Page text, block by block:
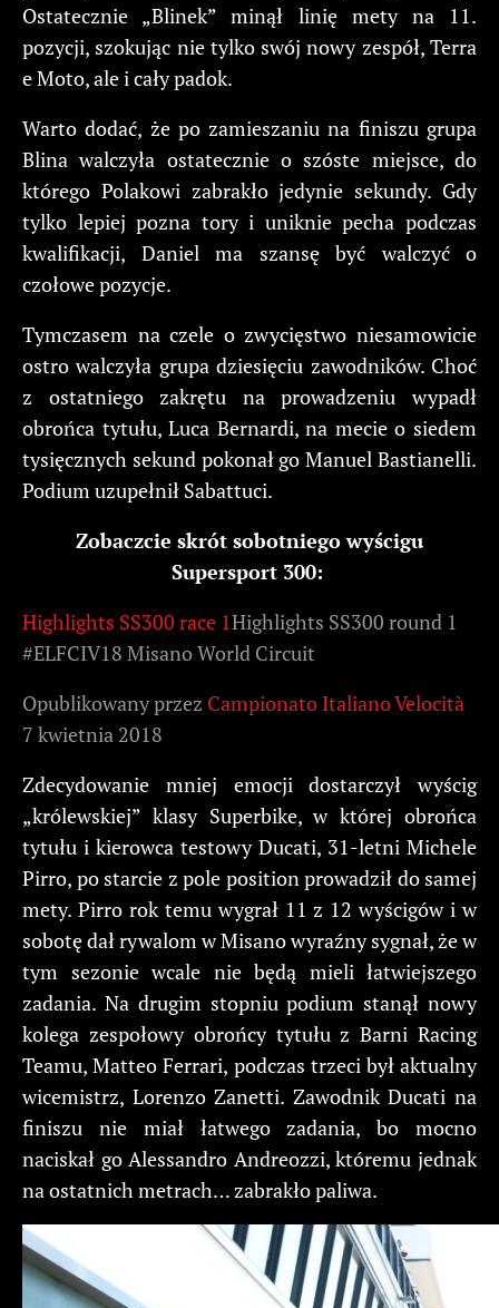
Ostatecznie „Blinek” minął linię mety na 11.
pozycji, szokując nie tylko swój nowy zespół, Terra
e Moto, ale i cały padok.
Warto dodać, że po zamieszaniu na finiszu grupa
Blina walczyła ostatecznie o szóste miejsce, do
którego Polakowi zabrakło jedynie sekundy. Gdy
tylko lepiej pozna tory i uniknie pecha podczas
kwalifikacji, Daniel ma szansę być walczyć o
czołowe pozycje.
Tymczasem na czele o zwycięstwo niesamowicie
ostro walczyła grupa dziesięciu zawodników. Choć
z ostatniego zakrętu na prowadzeniu wypadł
obrońca tytułu, Luca Bernardi, na mecie o siedem
tysięcznych sekund pokonał go Manuel Bastianelli.
Podium uzupełnił Sabattuci.
Zobaczcie skrót sobotniego wyścigu
Supersport 300:
Highlights SS300 race 1Highlights SS300 round 1
#ELFCIV18 Misano World Circuit
Opublikowany przez Campionato Italiano Velocità
7 kwietnia 2018
Zdecydowanie mniej emocji dostarczył wyścig
„królewskiej” klasy Superbike, w której obrońca
tytułu i kierowca testowy Ducati, 31-letni Michele
Pirro, po starcie z pole position prowadził do samej
mety. Pirro rok temu wygrał 11 z 12 wyścigów i w
sobotę dał rywalom w Misano wyraźny sygnał, że w
tym sezonie wcale nie będą mieli łatwiejszego
zadania. Na drugim stopniu podium stanął nowy
kolega zespołowy obrońcy tytułu z Barni Racing
Teamu, Matteo Ferrari, podczas trzeci był aktualny
wicemistrz, Lorenzo Zanetti. Zawodnik Ducati na
finiszu nie miał łatwego zadania, bo mocno
naciskał go Alessandro Andreozzi, któremu jednak
na ostatnich metrach… zabrakło paliwa.